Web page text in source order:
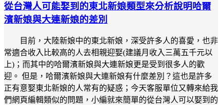
從台灣人可能娶到的東北新娘類型來分析說明哈爾
濱新娘與大連新娘的差別
目前，大陸新娘中的東北新娘，深受許多人的喜愛，也非
常適合收入比較高的人去相親迎娶(建議月收入三萬五千元以
上)；而其中的哈爾濱新娘與大連新娘更是受到很多人的歡
迎。 但是，哈爾濱新娘與大連新娘有什麼差別？這也是許多
正有意娶東北新娘的人常有的疑惑；今天客服單位又轉來給我
們網頁編輯類似的問題，小編就來簡單的從台灣人可以娶到的